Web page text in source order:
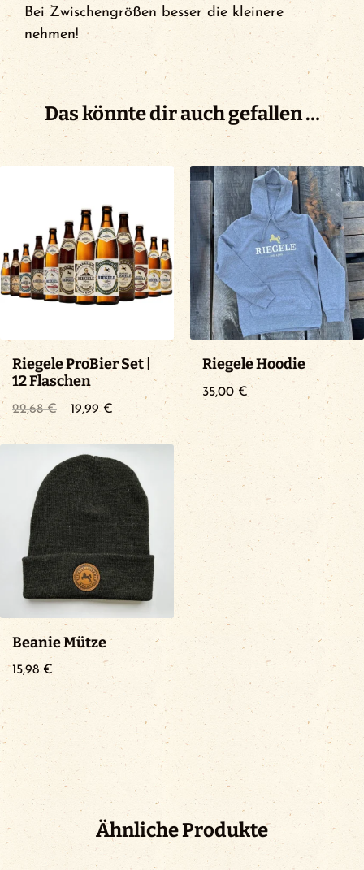
Bei Zwischengrößen besser die kleinere
nehmen!
Das könnte dir auch gefallen …
Riegele ProBier Set |
12 Flaschen
22,68€
Ursprünglicher
war:
22,68 €
19,99€ Aktueller
19,99 €.
Riegele Hoodie
35,00 €
Beanie Mütze
15,98 €
Ähnliche Produkte